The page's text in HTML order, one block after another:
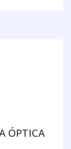
ÓPTICA